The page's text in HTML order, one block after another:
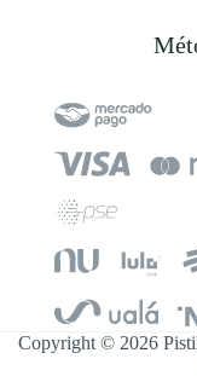
Copyright © 2026